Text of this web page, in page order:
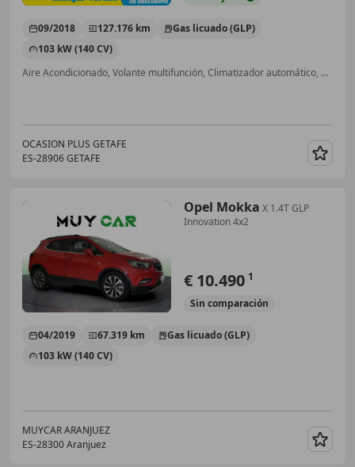
09/2018 127.176 km
Gas licuado (GLP)
103 kW (140 CV)
Aire Acondicionado, Volante multifunción, Climatizador automático, ABS, Isofix, Llantas de aleación, Start/Stop automático, Control de tracción
OCASION PLUS GETAFE
ES-28906 GETAFE
Opel Mokka X 1.4T GLP
Innovation 4x2
€ 10.490 1
Sin comparación
04/2019 67.319 km
Gas licuado (GLP)
103 kW (140 CV)
MUYCAR ARANJUEZ
ES-28300 Aranjuez